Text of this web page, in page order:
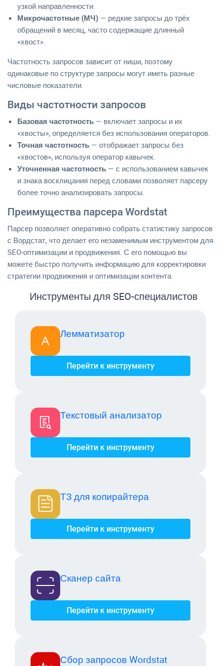
узкой направленности.
Микрочастотные (МЧ) — редкие запросы до трёх
обращений в месяц, часто содержащие длинный
«хвост».
Частотность запросов зависит от ниши, поэтому
одинаковые по структуре запросы могут иметь разные
числовые показатели.
Виды частотности запросов
Базовая частотность — включает запросы и их
«хвосты», определяется без использования операторов.
Точная частотность — отображает запросы без
«хвостов», используя оператор кавычек.
Уточненная частотность — с использованием кавычек
и знака восклицания перед словами позволяет парсеру
более точно анализировать запросы.
Преимущества парсера Wordstat
Парсер позволяет оперативно собрать статистику запросов
с Вордстат, что делает его незаменимым инструментом для
SEO-оптимизации и продвижения. С его помощью вы
можете быстро получить информацию для корректировки
стратегии продвижения и оптимизации контента.
Инструменты для SEO-специалистов
Лемматизатор
Перейти к инструменту
Текстовый анализатор
Перейти к инструменту
ТЗ для копирайтера
Перейти к инструменту
Сканер сайта
Перейти к инструменту
Сбор запросов Wordstat